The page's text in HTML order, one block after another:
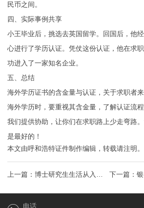
民币之间。
四、实际事例共享
小王毕业后，挑选去英国留学。回国后，他
心进行了学历认证。凭仗这份认证，他在求
功进入了一家知名企业。
五、总结
海外学历证书的含金量与认证，关于求职者
海外学历时，要重视其含金量，了解认证流
我们提供协助，让你们在求职路上少走弯路
是最好的！
本文由呼和浩特证件制作编辑，转载请注明。
上一篇： 博士研究生生活从入学
困惑到科研巅峰，全方位你的博
下一篇：
表”，如何
电话